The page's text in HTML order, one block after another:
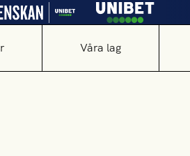
Våra lag